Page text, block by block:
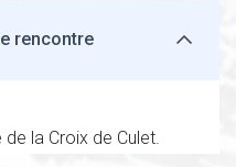
rencontre
la Croix de Culet.